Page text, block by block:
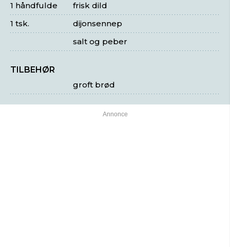
frisk dild
1 håndfulde
dijonsennep
1 tsk.
salt og peber
TILBEHØR
groft brød